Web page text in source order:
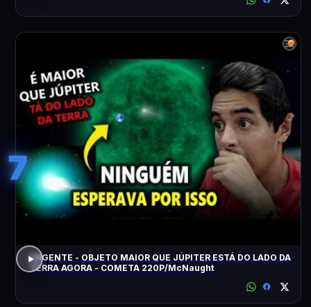
7
URGENTE - OBJETO MAIOR QUE JÚPITER ESTÁ DO LADO DA
TERRA AGORA - COMETA 220P/McNaught